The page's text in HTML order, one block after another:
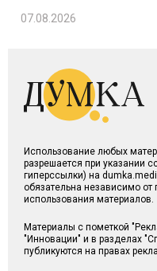
07.08.2026
Использование любых
разрешается при указании
гиперссылки) на
обязательна независимо от
использования материалов.
Материалы с пометкой
"Инновации" и в разделах
публикуются на правах